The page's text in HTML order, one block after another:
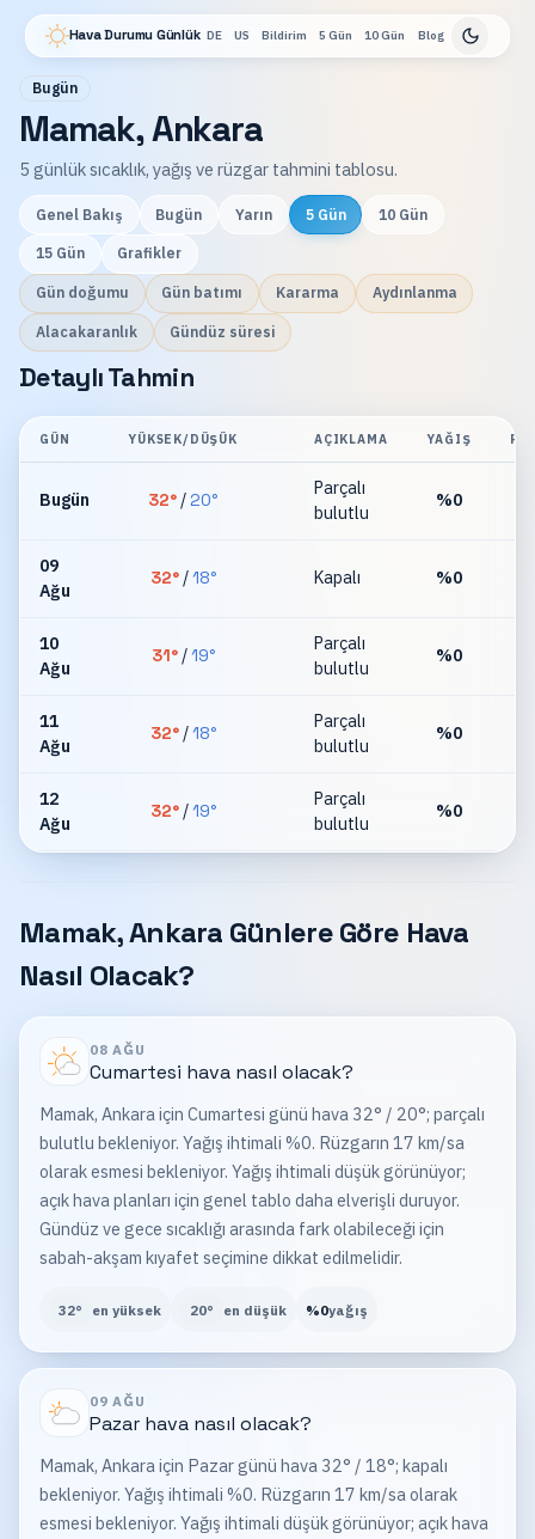
Hava Durumu Günlük DE US Bildirim 5 Gün 10 Gün Blog
Bugün
Mamak, Ankara
5 günlük sıcaklık, yağış ve rüzgar tahmini tablosu.
Genel Bakış Bugün Yarın 5 Gün 10 Gün
15 Gün Grafikler
Gün doğumu Gün batımı Kararma Aydınlanma
Alacakaranlık Gündüz süresi
Detaylı Tahmin
GÜN YÜKSEK/DÜŞÜK AÇIKLAMA YAĞIŞ
Bugün 32° /20°
Parçalı
bulutlu
%0
09
Ağu
32°/18° Kapalı %0
10
Ağu
31°/19°
Parçalı
bulutlu
%0
11
Ağu
32°/18°
Parçalı
bulutlu
%0
12
Ağu
32°/19°
Parçalı
bulutlu
%0
Mamak, Ankara Günlere Göre Hava
Nasıl Olacak?
08 AĞU
Cumartesi hava nasıl olacak?
Mamak, Ankara için Cumartesi günü hava 32° / 20°; parçalı
bulutlu bekleniyor. Yağış ihtimali %0. Rüzgarın 17 km/sa
olarak esmesi bekleniyor. Yağış ihtimali düşük görünüyor;
açık hava planları için genel tablo daha elverişli duruyor.
Gündüz ve gece sıcaklığı arasında fark olabileceği için
sabah-akşam kıyafet seçimine dikkat edilmelidir.
32° en yüksek 20° en düşük %0yağış
09 AĞU
Pazarhava nasıl olacak?
Mamak, Ankara için Pazar günü hava 32° / 18°; kapalı
bekleniyor. Yağış ihtimali %0. Rüzgarın 17 km/sa olarak
esmesi bekleniyor. Yağış ihtimali düşük görünüyor; açık hava